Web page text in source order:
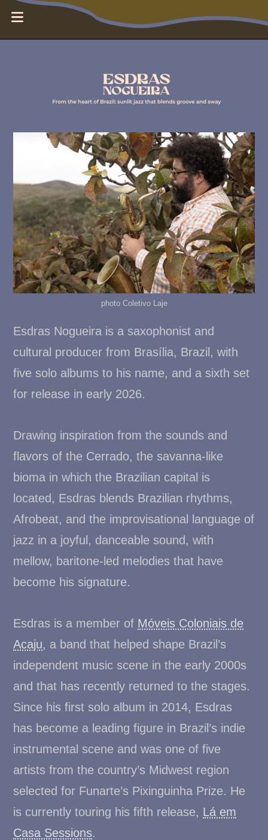
MENUS
a
s
N
o
g
e
i
r
a
photo Coletivo Laje
Esdras Nogueira is a saxophonist and
cultural producer from Brasília, Brazil, with
five solo albums to his name, and a sixth set
for release in early 2026.
Drawing inspiration from the sounds and
flavors of the Cerrado, the savanna-like
bioma in which the Brazilian capital is
located, Esdras blends Brazilian rhythms,
Afrobeat, and the improvisational language of
jazz in a joyful, danceable sound, with
mellow, baritone-led melodies that have
become his signature.
Esdras is a member of Móveis Coloniais de
Acaju, a band that helped shape Brazil’s
independent music scene in the early 2000s
and that has recently returned to the stages.
Since his first solo album in 2014, Esdras
has become a leading figure in Brazil’s indie
instrumental scene and was one of five
artists from the country’s Midwest region
selected for Funarte’s Pixinguinha Prize. He
is currently touring his fifth release, Lá em
Casa Sessions.